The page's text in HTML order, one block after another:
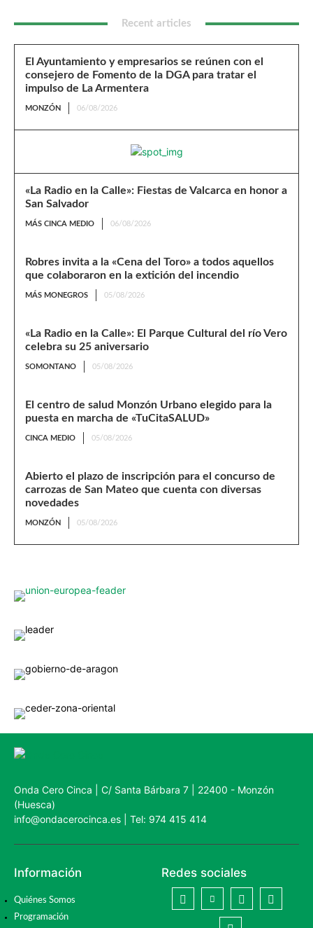
Recent articles
El Ayuntamiento y empresarios se reúnen con el
consejero de Fomento de la DGA para tratar el
impulso de La Armentera
MONZÓN 06/08/2026
«La Radio en la Calle»: Fiestas de Valcarca en honor a
San Salvador
MÁS CINCA MEDIO 06/08/2026
Robres invita a la «Cena del Toro» a todos aquellos
que colaboraron en la extición del incendio
MÁS MONEGROS 05/08/2026
«La Radio en la Calle»: El Parque Cultural del río Vero
celebra su 25 aniversario
SOMONTANO 05/08/2026
El centro de salud Monzón Urbano elegido para la
puesta en marcha de «TuCitaSALUD»
CINCA MEDIO 05/08/2026
Abierto el plazo de inscripción para el concurso de
carrozas de San Mateo que cuenta con diversas
novedades
MONZÓN 05/08/2026
Onda Cero Cinca | C/ Santa Bárbara 7 | 22400 - Monzón
(Huesca)
info@ondacerocinca.es | Tel: 974 415 414
Información
Quiénes Somos
Programación
Redes sociales